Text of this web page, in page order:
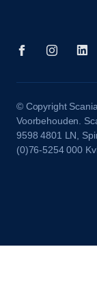
© Copyright
Voorbehouden.
9598 4801 LN,
(0)76-5254 000